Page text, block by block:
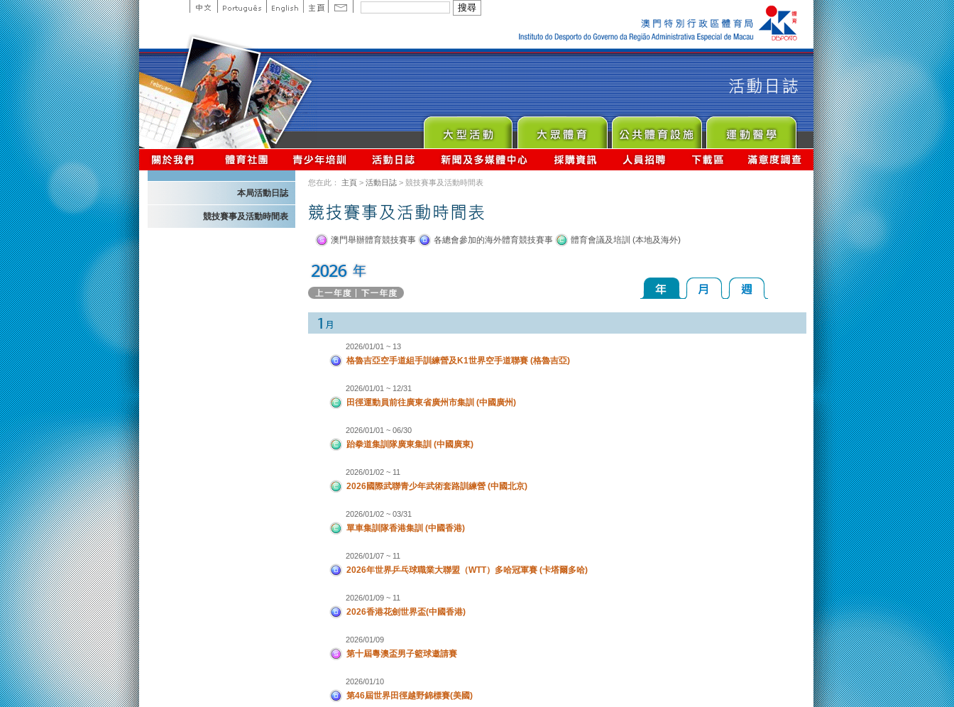
本局活動日誌
競技賽事及活動時間表
您在此： 主頁 > 活動日誌 > 競技賽事及活動時間表
澳門舉辦體育競技賽事 各總會參加的海外體育競技賽事 體育會議及培訓 (本地及海外)
2026/01/01 ~ 13
格魯吉亞空手道組手訓練營及K1世界空手道聯賽 (格魯吉亞)
2026/01/01 ~ 12/31
田徑運動員前往廣東省廣州市集訓 (中國廣州)
2026/01/01 ~ 06/30
跆拳道集訓隊廣東集訓 (中國廣東)
2026/01/02 ~ 11
2026國際武聯青少年武術套路訓練營 (中國北京)
2026/01/02 ~ 03/31
單車集訓隊香港集訓 (中國香港)
2026/01/07 ~ 11
2026年世界乒乓球職業大聯盟（WTT）多哈冠軍賽 (卡塔爾多哈)
2026/01/09 ~ 11
2026香港花劍世界盃(中國香港)
2026/01/09
第十屆粵澳盃男子籃球邀請賽
2026/01/10
第46屆世界田徑越野錦標賽(美國)